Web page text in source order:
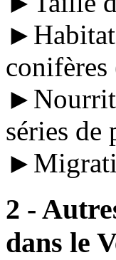
conifères
séries de
2 -
dans le